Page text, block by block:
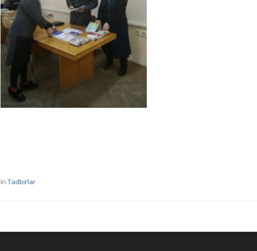
InTadbirlar